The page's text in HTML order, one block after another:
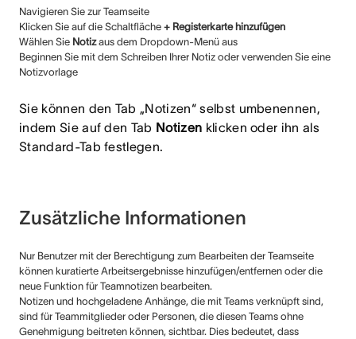
Navigieren Sie zur Teamseite
Klicken Sie auf die Schaltfläche + Registerkarte hinzufügen
Wählen Sie Notizaus dem Dropdown-Menü aus
Beginnen Sie mit dem Schreiben Ihrer Notiz oder verwenden Sie eine
Notizvorlage
Sie können den Tab „Notizen“ selbst umbenennen,
indem Sie auf den Tab Notizen klicken oder ihn als
Standard-Tab festlegen.
Zusätzliche Informationen
Nur Benutzer mit der Berechtigung zum Bearbeiten der Teamseite
können kuratierte Arbeitsergebnisse hinzufügen/entfernen oder die
neue Funktion für Teamnotizen bearbeiten.
Notizen und hochgeladene Anhänge, die mit Teams verknüpft sind,
sind für Teammitglieder oder Personen, die diesen Teams ohne
Genehmigung beitreten können, sichtbar. Dies bedeutet, dass